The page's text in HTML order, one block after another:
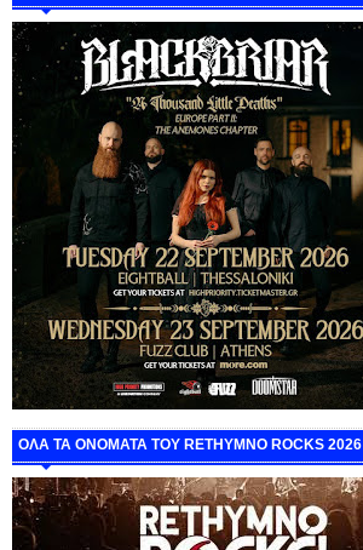
ΟΛΑ ΤΑ ΟΝΟΜΑΤΑ ΤΟΥ RETHYMNO ROCKS 2026